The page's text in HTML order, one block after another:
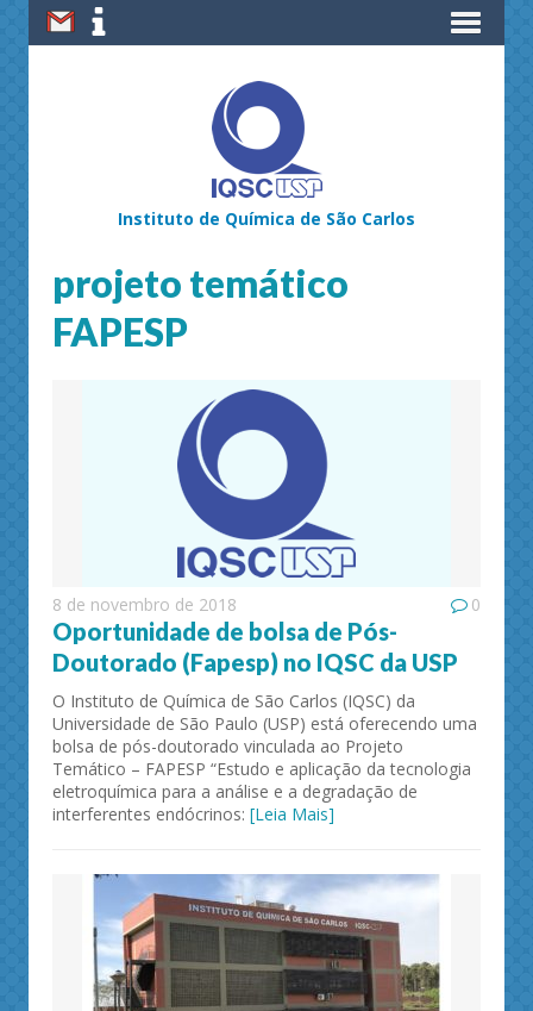
Instituto de Química de São Carlos
projeto temático
FAPESP
8 de novembro de 2018 0
Oportunidade de bolsa de Pós-
Doutorado (Fapesp) no IQSC da USP
O Instituto de Química de São Carlos (IQSC) da
Universidade de São Paulo (USP) está oferecendo uma
bolsa de pós-doutorado vinculada ao Projeto
Temático – FAPESP “Estudo e aplicação da tecnologia
eletroquímica para a análise e a degradação de
interferentes endócrinos: [Leia Mais]